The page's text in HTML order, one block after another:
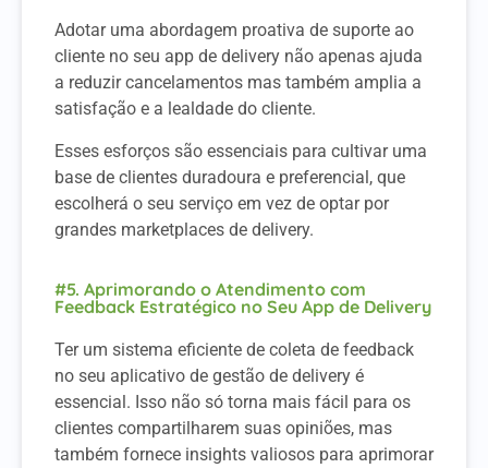
Adotar uma abordagem proativa de suporte ao
cliente no seu app de delivery não apenas ajuda
a reduzir cancelamentos mas também amplia a
satisfação e a lealdade do cliente.
Esses esforços são essenciais para cultivar uma
base de clientes duradoura e preferencial, que
escolherá o seu serviço em vez de optar por
grandes marketplaces de delivery.
#5. Aprimorando o Atendimento com
Feedback Estratégico no Seu App de Delivery
Ter um sistema eficiente de coleta de feedback
no seu aplicativo de gestão de delivery é
essencial. Isso não só torna mais fácil para os
clientes compartilharem suas opiniões, mas
também fornece insights valiosos para aprimorar